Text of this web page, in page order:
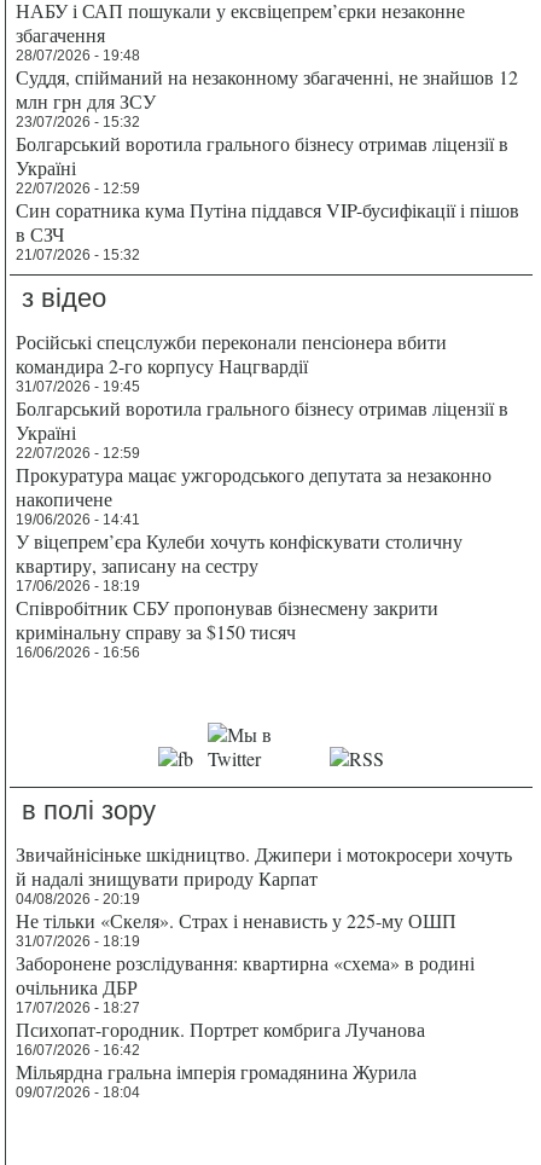
НАБУ і САП пошукали у ексвіцепрем’єрки незаконне
збагачення
28/07/2026 - 19:48
Суддя, спійманий на незаконному збагаченні, не знайшов 12
млн грн для ЗСУ
23/07/2026 - 15:32
Болгарський воротила грального бізнесу отримав ліцензії в
Україні
22/07/2026 - 12:59
Син соратника кума Путіна піддався VIP-бусифікації і пішов
в СЗЧ
21/07/2026 - 15:32
з відео
Російські спецслужби переконали пенсіонера вбити
командира 2-го корпусу Нацгвардії
31/07/2026 - 19:45
Болгарський воротила грального бізнесу отримав ліцензії в
Україні
22/07/2026 - 12:59
Прокуратура мацає ужгородського депутата за незаконно
накопичене
19/06/2026 - 14:41
У віцепрем’єра Кулеби хочуть конфіскувати столичну
квартиру, записану на сестру
17/06/2026 - 18:19
Співробітник СБУ пропонував бізнесмену закрити
кримінальну справу за $150 тисяч
16/06/2026 - 16:56
в полі зору
Звичайнісіньке шкідництво. Джипери і мотокросери хочуть
й надалі знищувати природу Карпат
04/08/2026 - 20:19
Не тільки «Скеля». Страх і ненависть у 225-му ОШП
31/07/2026 - 18:19
Заборонене розслідування: квартирна «схема» в родині
очільника ДБР
17/07/2026 - 18:27
Психопат-городник. Портрет комбрига Лучанова
16/07/2026 - 16:42
Мільярдна гральна імперія громадянина Журила
09/07/2026 - 18:04